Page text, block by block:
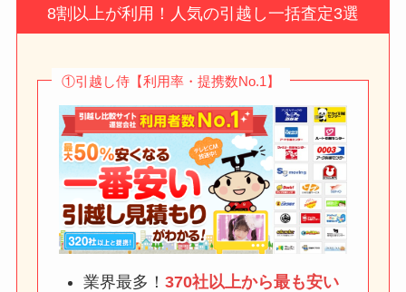
8割以上が利用！人気の引越し一括査定3選
①引越し侍【利用率・提携数No.1】
業界最多！ 370社以上から最も安い